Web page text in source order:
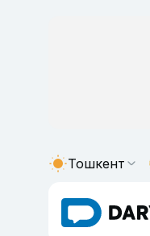
Тошкент